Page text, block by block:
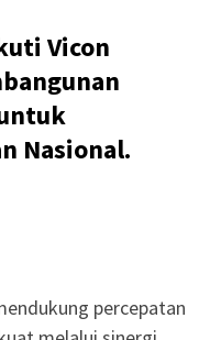
Vicon
Nasional.
percepatan